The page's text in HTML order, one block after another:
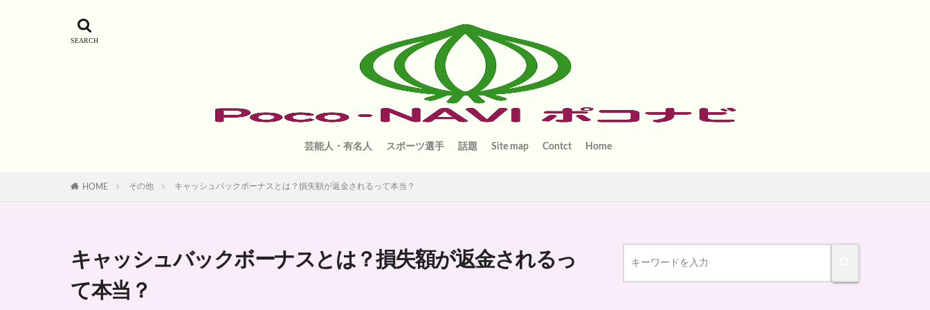
芸能人・有名人 スポーツ選手 話題 Site map Contct Home
HOME その他 キャッシュバックボーナスとは？損失額が返金されるって本当？
キャッシュバックボーナスとは？損失額が返金されるっ
て本当？